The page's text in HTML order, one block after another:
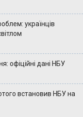
українців
офіційні дані НБУ
встановив НБУ на